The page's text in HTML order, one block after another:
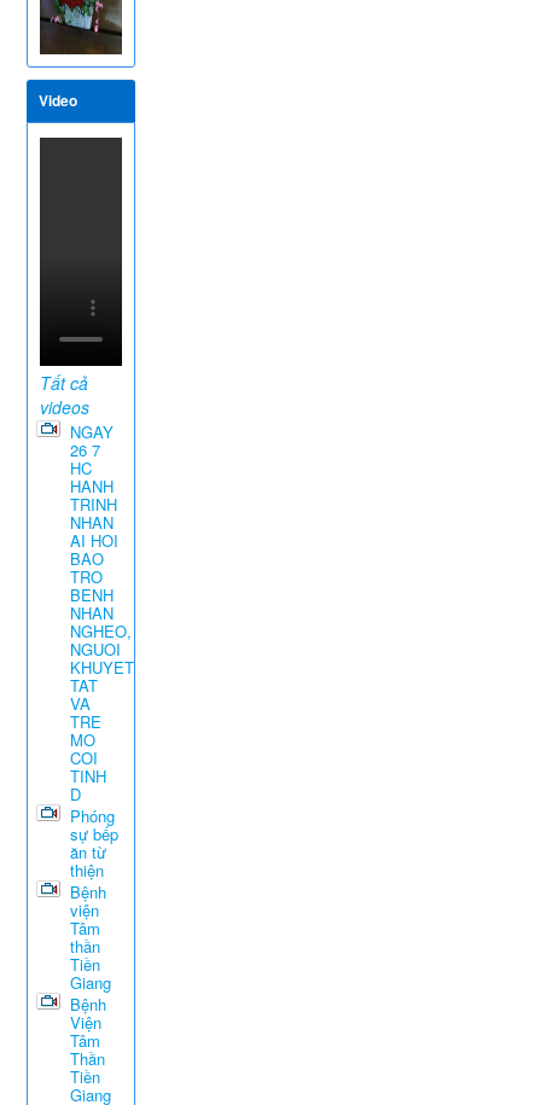
Video
Tất cả
videos
NGAY
26 7
HC
HANH
TRINH
NHAN
AI HOI
BAO
TRO
BENH
NHAN
NGHEO,
NGUOI
KHUYET
TAT
VA
TRE
MO
COI
TINH
D
Phóng
sự bếp
ăn từ
thiện
Bệnh
viện
Tâm
thần
Tiền
Giang
Bệnh
Viện
Tâm
Thần
Tiền
Giang